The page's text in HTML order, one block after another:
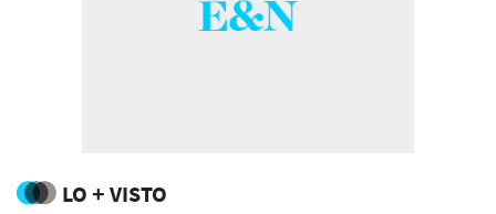
LO + VISTO